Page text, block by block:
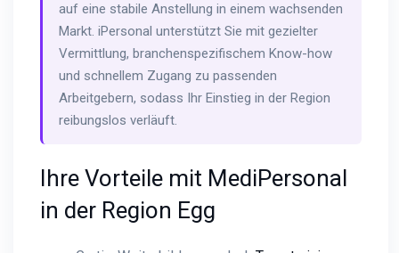
auf eine stabile Anstellung in einem wachsenden
Markt. iPersonal unterstützt Sie mit gezielter
Vermittlung, branchenspezifischem Know-how
und schnellem Zugang zu passenden
Arbeitgebern, sodass Ihr Einstieg in der Region
reibungslos verläuft.
Ihre Vorteile mit MediPersonal
in der Region Egg